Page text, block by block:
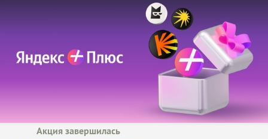
Акция завершилась